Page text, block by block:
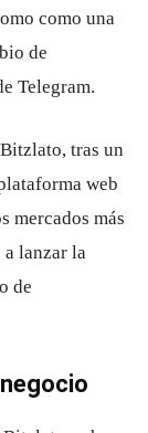
como una
de
Telegram.
tras un
web
mercados más
lanzar la
de